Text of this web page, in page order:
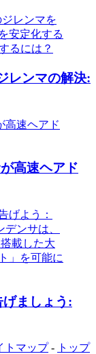
レンマの解決:
高速ヘアド
ましょう:
トマップ- トップ